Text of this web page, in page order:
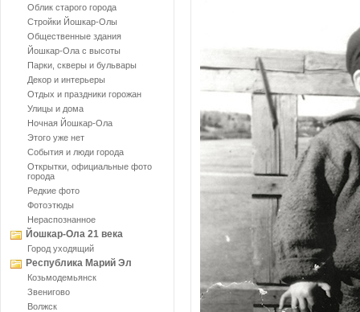
Облик старого города
Стройки Йошкар-Олы
Общественные здания
Йошкар-Ола с высоты
Парки, скверы и бульвары
Декор и интерьеры
Отдых и праздники горожан
Улицы и дома
Ночная Йошкар-Ола
Этого уже нет
События и люди города
Открытки, официальные фото
города
Редкие фото
Фотоэтюды
Нераспознанное
Йошкар-Ола 21 века
Город уходящий
Республика Марий Эл
Козьмодемьянск
Звенигово
Волжск